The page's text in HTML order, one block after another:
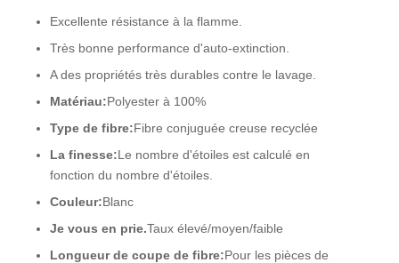
Excellente résistance à la flamme.
Très bonne performance d'auto-extinction.
A des propriétés très durables contre le lavage.
Matériau:Polyester à 100%
Type de fibre:Fibre conjuguée creuse recyclée
La finesse:Le nombre d'étoiles est calculé en
fonction du nombre d'étoiles.
Couleur:Blanc
Je vous en prie.Taux élevé/moyen/faible
Longueur de coupe de fibre:Pour les pièces de